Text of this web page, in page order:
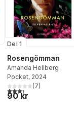
antal röster:
Del 1
Rosengömman
Amanda Hellberg
Pocket, 2024
3,3utav 5 stjärnor.
(7)
90 kr